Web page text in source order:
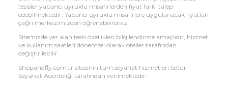
tesisler yabancı uyruklu misafirlerden fiyat farkı talep
edebilmektedir. Yabancı uyruklu misafirlere uygulanacak fiyatları
çağrı merkezimizden öğrenebilirsiniz.
Sitemizde yer alan tesis özellikleri bilgilendirme amaçlıdır, hizmet
ve kullanım saatleri dönemsel olarak oteller tarafından
değiştirilebilir.
Shopandfly.com.tr sitesinin tüm seyahat hizmetleri Setur
Seyahat Acenteliği tarafından verilmektedir.